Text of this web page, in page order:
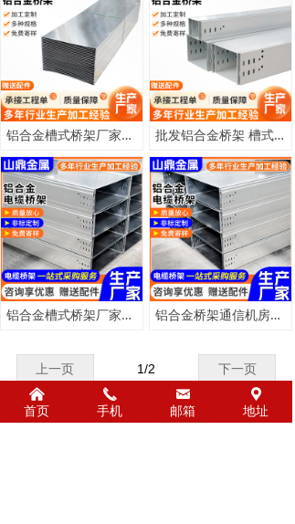
铝合金槽式桥架厂家现货机房通讯电缆桥架300*100铝合金型材桥架 批发铝合金桥架 槽式桥架 200*100电缆桥架 配电输电铝合金走线架
铝合金槽式桥架厂家现货200*100电缆槽式桥架大跨距铝合金桥架 铝合金桥架通信机房铝合金隔板槽式桥架300*200铝合金电缆槽盒
上一页 下一页
1/2
낀
首页
끅
手机
낂
邮箱
끇
地址